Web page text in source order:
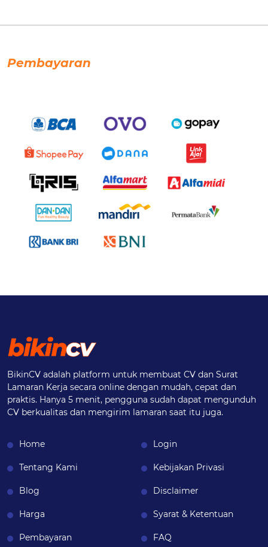
Pembayaran
BikinCV adalah platform untuk membuat CV dan Surat
Lamaran Kerja secara online dengan mudah, cepat dan
praktis. Hanya 5 menit, pengguna sudah dapat mengunduh
CV berkualitas dan mengirim lamaran saat itu juga.
Home
Tentang Kami
Blog
Harga
Pembayaran
Login
Kebijakan Privasi
Disclaimer
Syarat & Ketentuan
FAQ